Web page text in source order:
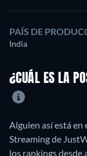
PAÍS DE
India
¿CUÁL ES LA
Alguien así está
Streaming de
los rankings desde